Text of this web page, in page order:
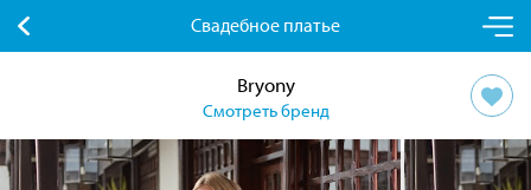
Свадебное платье
Bryony
Смотреть бренд